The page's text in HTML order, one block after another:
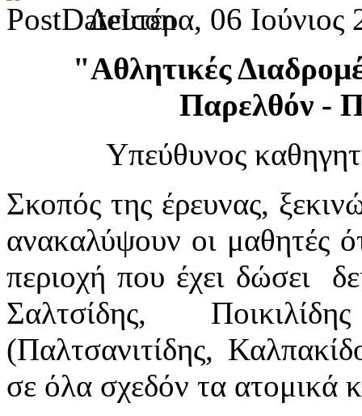
Δευτέρα, 06
"Αθλητικές
Παρελθόν -
Υπεύθυνος
Σκοπός της έρευνας,
ανακαλύψουν οι μαθητές
περιοχή που έχει δώσει
Σαλτσίδης,
(Παλτσανιτίδης,
σε όλα σχεδόν τα ατομικά